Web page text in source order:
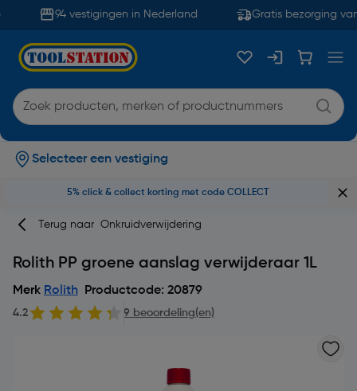
94 vestigingen in Nederland Gratis bezorging
Selecteer een vestiging
5% click & collect korting met code COLLECT
Terug naar Onkruidverwijdering
Rolith PP groene aanslag verwijderaar 1L
Merk Rolith Productcode: 20879
4.2 9 beoordeling(en)